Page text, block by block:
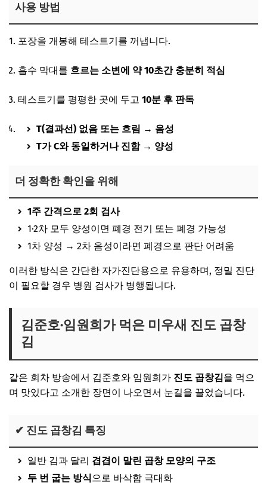
사용 방법
포장을 개봉해 테스트기를 꺼냅니다.
흡수 막대를 흐르는 소변에 약 10초간 충분히 적심
테스트기를 평평한 곳에 두고 10분 후 판독
T(결과선) 없음 또는 흐림 → 음성
T가 C와 동일하거나 진함 → 양성
더 정확한 확인을 위해
1주 간격으로 2회 검사
1·2차 모두 양성이면 폐경 전기 또는 폐경 가능성
1차 양성 → 2차 음성이라면 폐경으로 판단 어려움
이러한 방식은 간단한 자가진단용으로 유용하며, 정밀 진단
이 필요할 경우 병원 검사가 병행됩니다.
김준호·임원희가 먹은 미우새 진도 곱창
김
같은 회차 방송에서 김준호와 임원희가 진도 곱창김을 먹으
며 맛있다고 소개한 장면이 나오면서 눈길을 끌었습니다.
✔ 진도 곱창김 특징
일반 김과 달리 겹겹이 말린 곱창 모양의 구조
두 번 굽는 방식으로 바삭함 극대화